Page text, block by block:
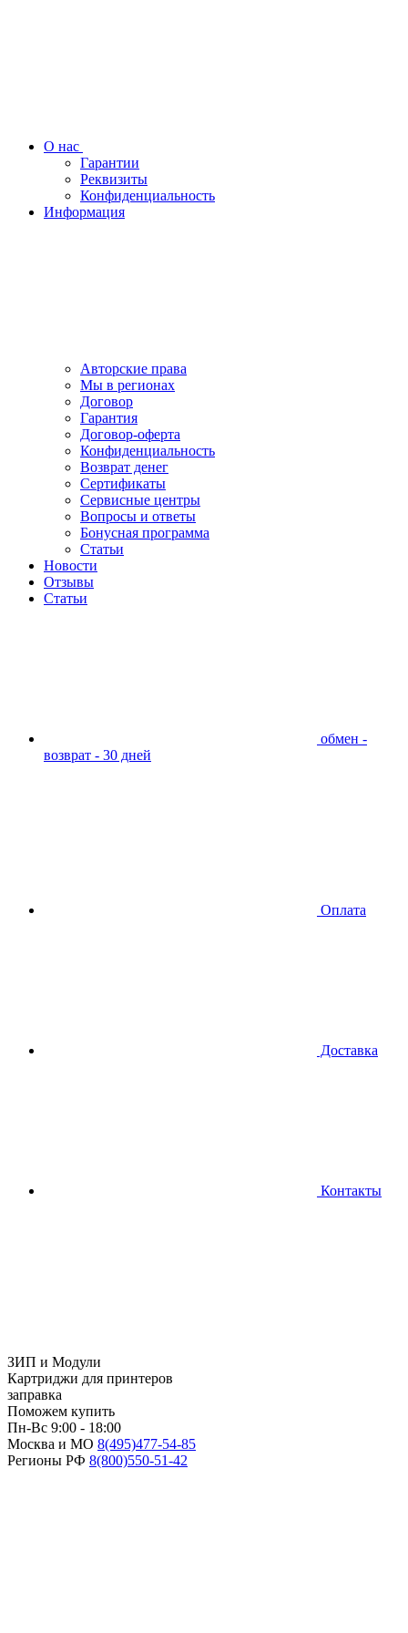
О нас
Гарантии
Реквизиты
Конфиденциальность
Информация
Авторские права
Мы в регионах
Договор
Гарантия
Договор-оферта
Конфиденциальность
Возврат денег
Сертификаты
Сервисные центры
Вопросы и ответы
Бонусная программа
Статьи
Новости
Отзывы
Статьи
обмен -
возврат - 30 дней
Оплата
Доставка
Контакты
ЗИП и Модули
Картриджи для принтеров
заправка
Поможем купить
Пн-Вс 9:00 - 18:00
Москва и МО 8(495)477-54-85
Регионы РФ 8(800)550-51-42